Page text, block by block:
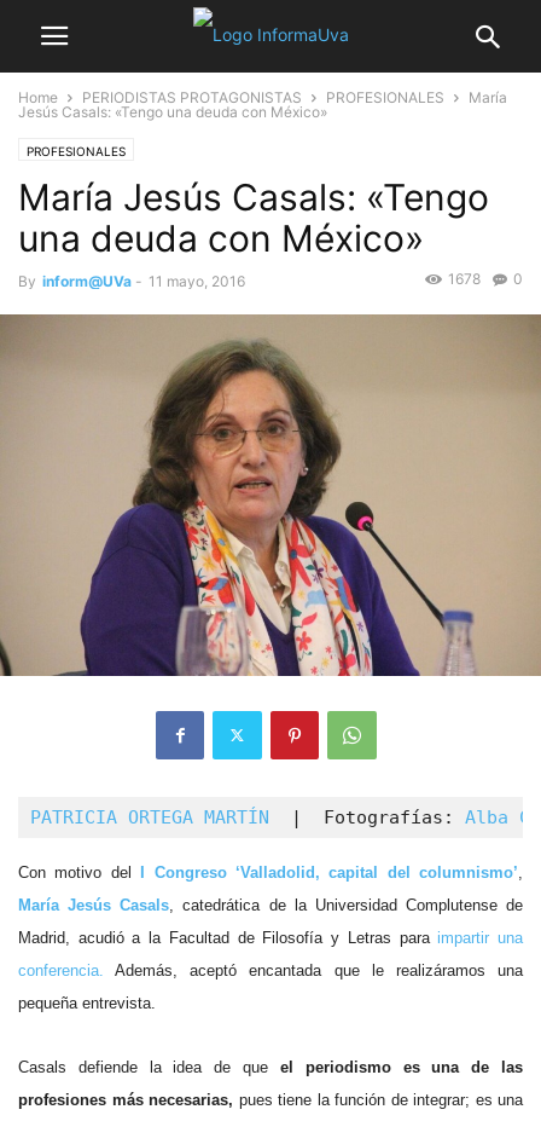
Home PERIODISTAS PROTAGONISTAS PROFESIONALES
María
Jesús Casals: «Tengo una deuda con México»
PROFESIONALES
María Jesús Casals: «Tengo
una deuda con México»
By inform@UVa - 11 mayo, 2016 0
1678
PATRICIA ORTEGA MARTÍN |  Fotografías: Alba
Con motivo del I Congreso ‘Valladolid, capital del columnismo’
María Jesús Casals , catedrática de la Universidad Complutense de
Madrid, acudió a la Facultad de Filosofía y Letras para impartir una
conferencia.
Además, aceptó encantada que le realizáramos una
pequeña entrevista.
Casals defiende la idea de que el periodismo es una de las
profesiones más necesarias, pues tiene la función de integrar; es una